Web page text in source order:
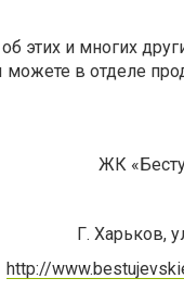
этих и многих
в отделе
ЖК
Г. Харьков,
http://